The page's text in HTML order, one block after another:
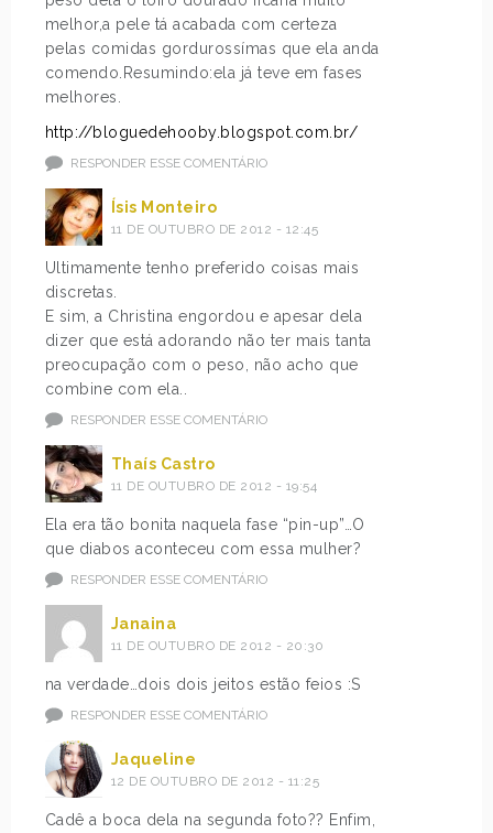
melhor,a pele tá acabada com certeza
pelas comidas gordurossímas que ela anda
comendo.Resumindo:ela já teve em fases
melhores.
http://bloguedehooby.blogspot.com.br/
RESPONDER ESSE COMENTÁRIO
Ísis Monteiro
11 DE OUTUBRO DE 2012 - 12:45
Ultimamente tenho preferido coisas mais
discretas.
E sim, a Christina engordou e apesar dela
dizer que está adorando não ter mais tanta
preocupação com o peso, não acho que
combine com ela..
RESPONDER ESSE COMENTÁRIO
Thaís Castro
11 DE OUTUBRO DE 2012 - 19:54
Ela era tão bonita naquela fase “pin-up”…O
que diabos aconteceu com essa mulher?
RESPONDER ESSE COMENTÁRIO
Janaina
11 DE OUTUBRO DE 2012 - 20:30
na verdade…dois dois jeitos estão feios :S
RESPONDER ESSE COMENTÁRIO
Jaqueline
12 DE OUTUBRO DE 2012 - 11:25
Cadê a boca dela na segunda foto?? Enfim,